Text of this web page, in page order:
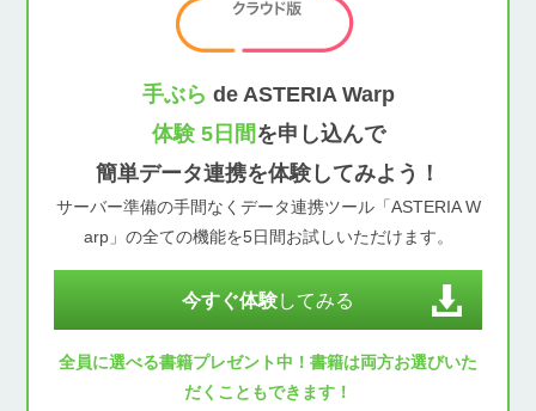
手ぶら de ASTERIA Warp
体験 5日間を申し込んで
簡単データ連携を体験してみよう！
サーバー準備の手間なくデータ連携ツール「ASTERIA W
arp」の全ての機能を5日間お試しいただけます。
今すぐ体験してみる
全員に選べる書籍プレゼント中！書籍は両方お選びいた
だくこともできます！